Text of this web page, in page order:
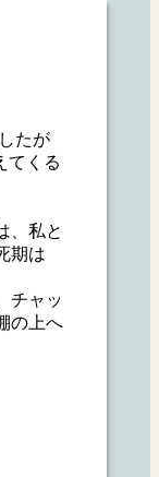
たが
てくる
、私と
期は
チャッ
の上へ